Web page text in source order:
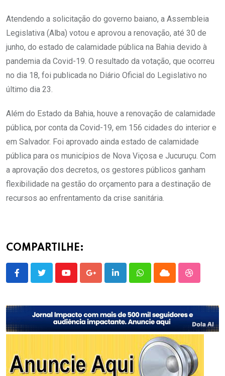
Atendendo a solicitação do governo baiano, a Assembleia
Legislativa (Alba) votou e aprovou a renovação, até 30 de
junho, do estado de calamidade pública na Bahia devido à
pandemia da Covid-19. O resultado da votação, que ocorreu
no dia 18, foi publicada no Diário Oficial do Legislativo no
último dia 23.
Além do Estado da Bahia, houve a renovação de calamidade
pública, por conta da Covid-19, em 156 cidades do interior e
em Salvador. Foi aprovado ainda estado de calamidade
pública para os municípios de Nova Viçosa e Jucuruçu. Com
a aprovação dos decretos, os gestores públicos ganham
flexibilidade na gestão do orçamento para a destinação de
recursos ao enfrentamento da crise sanitária.
COMPARTILHE:
YoutubeGoogle+LinkedInWhatsappCloud